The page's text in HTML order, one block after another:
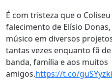
É com tristeza que o
falecimento de Elísio
músico em diversos
tantas vezes enquanto fã
banda, família e aos muitos
amigos.https://t.co/